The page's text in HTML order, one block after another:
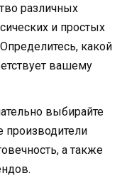
различных
и простых
какой
вашему
выбирайте
производители
а также